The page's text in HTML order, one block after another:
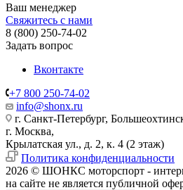
Ваш менеджер
Свяжитесь с нами
8 (800) 250-74-02
Задать вопрос
Вконтакте
+7 800 250-74-02
info@shonx.ru
г. Санкт-Петербург,
г. Москва,
Крылатская ул., д. 2, к. 4 (2 этаж)
Политика конфиденциальности
2026 © ШОНКС моторспорт -
на сайте не является публичной